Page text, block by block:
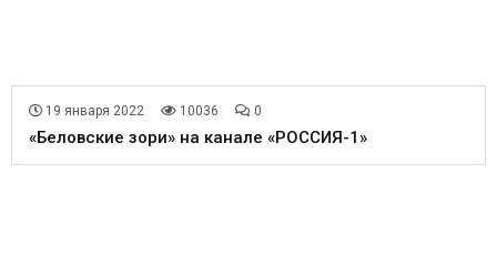
19 января 2022 10036 0
«Беловские зори» на канале «РОССИЯ-1»